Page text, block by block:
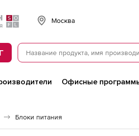
Москва
Офисные
Блоки питания